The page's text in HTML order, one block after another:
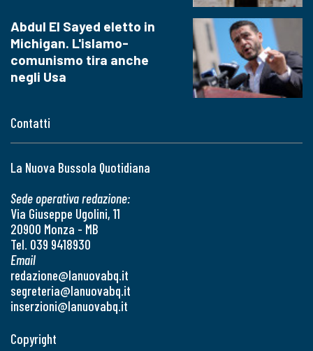
Contatti
La Nuova Bussola Quotidiana
Sede operativa redazione:
Via Giuseppe Ugolini, 11
20900 Monza - MB
Tel. 039 9418930
Email
redazione@lanuovabq.it
segreteria@lanuovabq.it
inserzioni@lanuovabq.it
Abdul El Sayed eletto in
Michigan. L'islamo-
comunismo tira anche
negli Usa
Copyright